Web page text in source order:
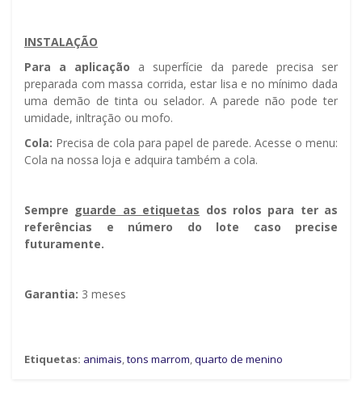
INSTALAÇÃO
Para a aplicação a superfície da parede precisa ser
preparada com massa corrida, estar lisa e no mínimo dada
uma demão de tinta ou selador. A parede não pode ter
umidade, infiltração ou mofo.
Cola: Precisa de cola para papel de parede. Acesse o menu:
Cola na nossa loja e adquira também a cola.
Sempre guarde as etiquetas dos rolos para ter as
referências e número do lote caso precise
futuramente.
Garantia: 3 meses
Etiquetas: animais,tons marrom,quarto de menino